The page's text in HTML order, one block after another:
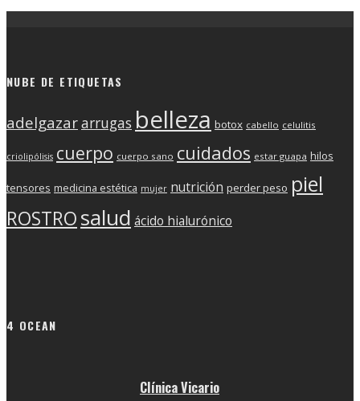
NUBE DE ETIQUETAS
adelgazararrugas belleza botox cabello celulitis
criolipólisis cuerpo cuerpo sano cuidados estar guapa hilos
tensores medicina estética mujer nutrición perder peso piel
ROSTROsalud ácido hialurónico
4 OCEAN
Clínica Vicario